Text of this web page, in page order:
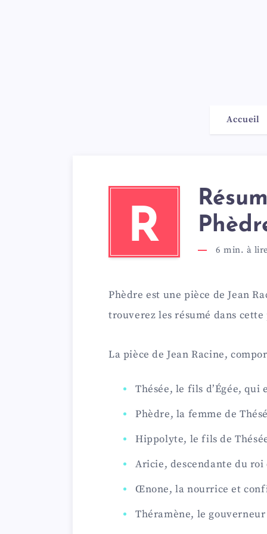
Accueil
R 6 min. à lire
Phèdre est une pièce de Jean
trouverez les résumé dans
La pièce de Jean Racine,
Thésée, le fils d’Égée, qui
Phèdre, la femme de
Hippolyte, le fils de
Aricie, descendante du roi
Œnone, la nourrice et
Théramène, le